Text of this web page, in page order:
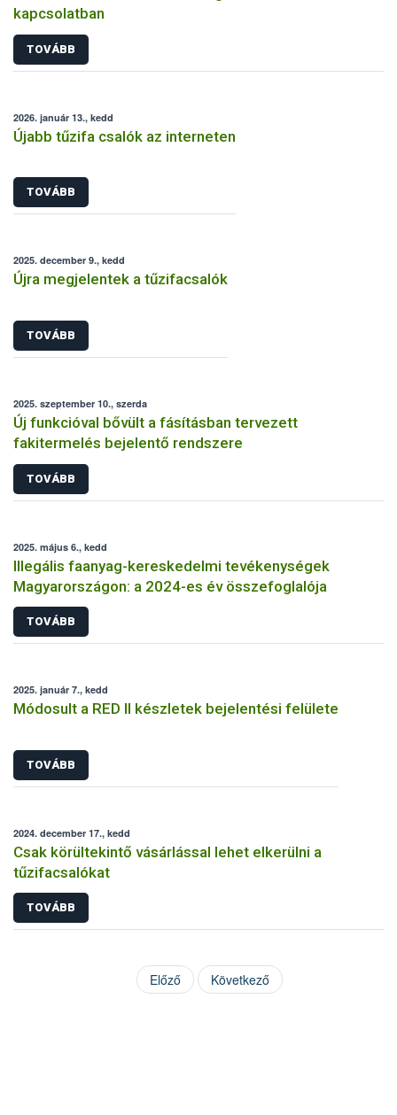
kapcsolatban
TOVÁBB
2026. január 13., kedd
Újabb tűzifa csalók az interneten
TOVÁBB
2025. december 9., kedd
Újra megjelentek a tűzifacsalók
TOVÁBB
2025. szeptember 10., szerda
Új funkcióval bővült a fásításban tervezett
fakitermelés bejelentő rendszere
TOVÁBB
2025. május 6., kedd
Illegális faanyag-kereskedelmi tevékenységek
Magyarországon: a 2024-es év összefoglalója
TOVÁBB
2025. január 7., kedd
Módosult a RED II készletek bejelentési felülete
TOVÁBB
2024. december 17., kedd
Csak körültekintő vásárlással lehet elkerülni a
tűzifacsalókat
TOVÁBB
Előző Következő